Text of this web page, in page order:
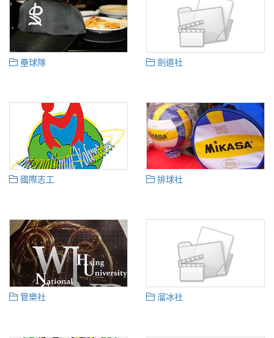
壘球隊 劍道社
國際志工 排球社
管樂社 溜冰社